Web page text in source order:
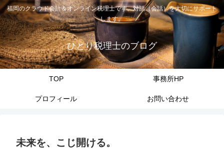
福岡のクラウド会計＆オンライン税理士です。対話（会話）を大切にサポート
します。
ひとり税理士のブログ
TOP 事務所HP
プロフィール お問い合わせ
未来を、こじ開ける。